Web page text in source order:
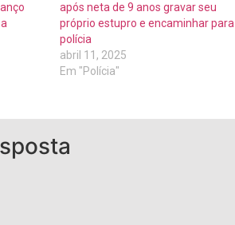
após neta de 9 anos gravar seu
próprio estupro e encaminhar para
polícia
abril 11, 2025
Em "Polícia"